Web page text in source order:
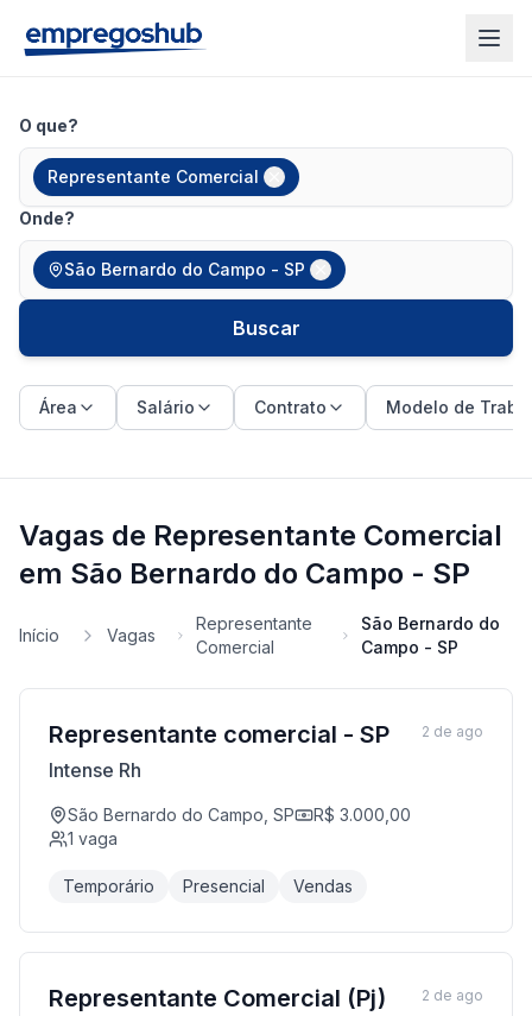
O que?
Representante Comercial
Onde?
São Bernardo do Campo - SP
Buscar
Área Salário Contrato Modelo de
Vagas de Representante Comercial
em São Bernardo do Campo - SP
Início Vagas
Representante
Comercial
São Bernardo do
Campo - SP
Representante comercial - SP
Intense Rh
São Bernardo do Campo, SP
R$ 3.000,00
1 vaga
Temporário Presencial Vendas
2 de ago
Representante Comercial (Pj)
2 de ago